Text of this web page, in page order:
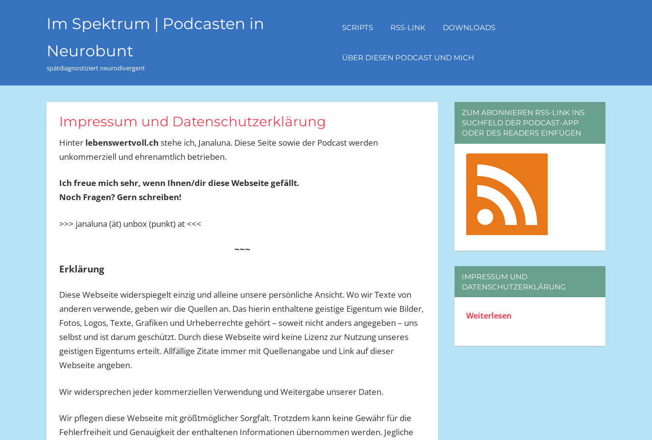
Im Spektrum | Podcasten in
Neurobunt
spätdiagnostiziert neurodivergent
SCRIPTS RSS-LINK DOWNLOADS
ÜBER DIESEN PODCAST UND MICH
Impressum und Datenschutzerklärung
Hinter lebenswertvoll.ch stehe ich, Janaluna. Diese Seite sowie der Podcast werden
unkommerziell und ehrenamtlich betrieben.
Ich freue mich sehr, wenn Ihnen/dir diese Webseite gefällt.
Noch Fragen? Gern schreiben!
>>> janaluna (ät) unbox (punkt) at <<<
~~~
Erklärung
Diese Webseite widerspiegelt einzig und alleine unsere persönliche Ansicht. Wo wir Texte von
anderen verwende, geben wir die Quellen an. Das hierin enthaltene geistige Eigentum wie Bilder,
Fotos, Logos, Texte, Grafiken und Urheberrechte gehört – soweit nicht anders angegeben – uns
selbst und ist darum geschützt. Durch diese Webseite wird keine Lizenz zur Nutzung unseres
geistigen Eigentums erteilt. Allfällige Zitate immer mit Quellenangabe und Link auf dieser
Webseite angeben.
Wir widersprechen jeder kommerziellen Verwendung und Weitergabe unserer Daten.
Wir pflegen diese Webseite mit größtmöglicher Sorgfalt. Trotzdem kann keine Gewähr für die
Fehlerfreiheit und Genauigkeit der enthaltenen Informationen übernommen werden. Jegliche
ZUM ABONNIEREN RSS-LINK INS
SUCHFELD DER PODCAST-APP
ODER DES READERS EINFÜGEN
IMPRESSUM UND
DATENSCHUTZERKLÄRUNG
Weiterlesen